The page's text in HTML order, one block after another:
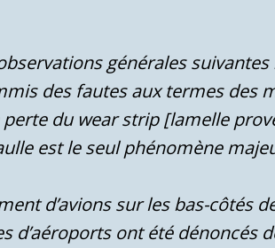
générales suivantes
des fautes aux termes des
du wear strip [lamelle
est le seul phénomène
d’avions sur les bas-côtés
d’aéroports ont été dénoncés